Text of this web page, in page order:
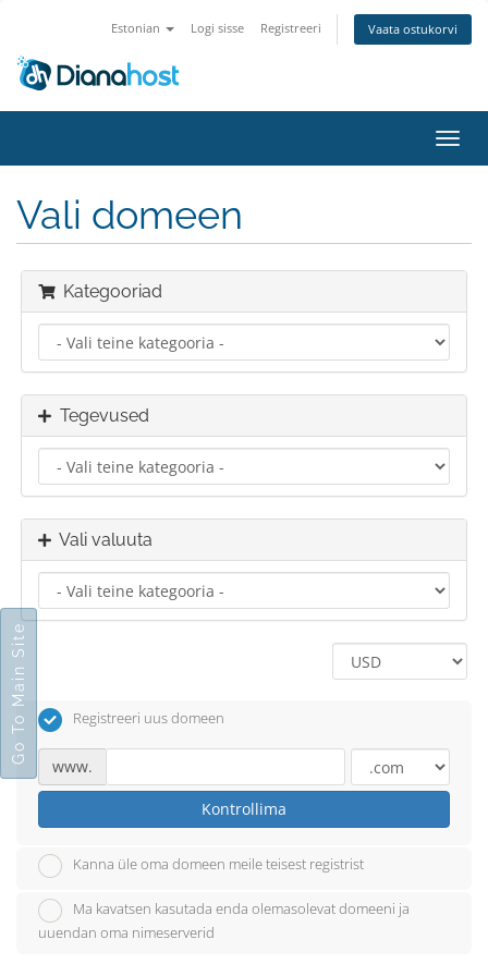
Estonian Logi sisse Registreeri Vaata ostukorvi
Vali domeen
Kategooriad
Tegevused
Vali valuuta
Registreeri uus domeen
www.
Kontrollima
Kanna üle oma domeen meile teisest registrist
Ma kavatsen kasutada enda olemasolevat domeeni ja
uuendan oma nimeserverid
Go To Main Site